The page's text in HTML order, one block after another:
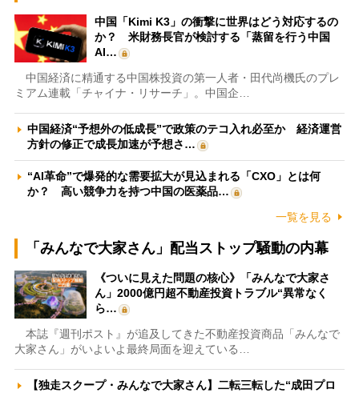
中国「Kimi K3」の衝撃に世界はどう対応するの
か？ 米財務長官が検討する「蒸留を行う中国
AI…
中国経済に精通する中国株投資の第一人者・田代尚機氏のプレ
ミアム連載「チャイナ・リサーチ」。中国企…
中国経済“予想外の低成長”で政策のテコ入れ必至か 経済運営
方針の修正で成長加速が予想さ…
“AI革命”で爆発的な需要拡大が見込まれる「CXO」とは何
か？ 高い競争力を持つ中国の医薬品…
一覧を見る
「みんなで大家さん」配当ストップ騒動の内幕
《ついに見えた問題の核心》「みんなで大家さ
ん」2000億円超不動産投資トラブル“異常なく
ら…
本誌『週刊ポスト』が追及してきた不動産投資商品「みんなで
大家さん」がいよいよ最終局面を迎えている…
【独走スクープ・みんなで大家さん】二転三転した“成田プロ